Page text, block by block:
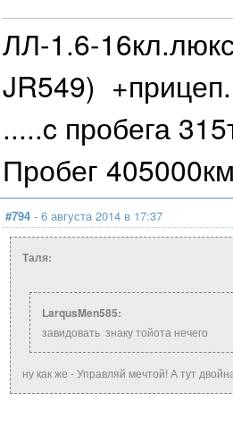
ЛЛ-1.6-
JR549) +прицеп.
.....c пробега
Пробег
#794 - 6 августа 2014 в 17:37
Таля:
LarqusMen585:
завидовать знаку тойота нечего
ну как же - Управляй мечтой! А тут